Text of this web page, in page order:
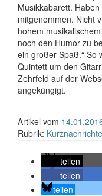
Musikkabarett.
mitgenommen. Nicht
hohem
noch den Humor zu
ein großer Spaß.“ So
Quintett um den
Zehrfeld auf der
angeküngigt.
Artikel vom
Rubrik:
teilen
teilen
teilen